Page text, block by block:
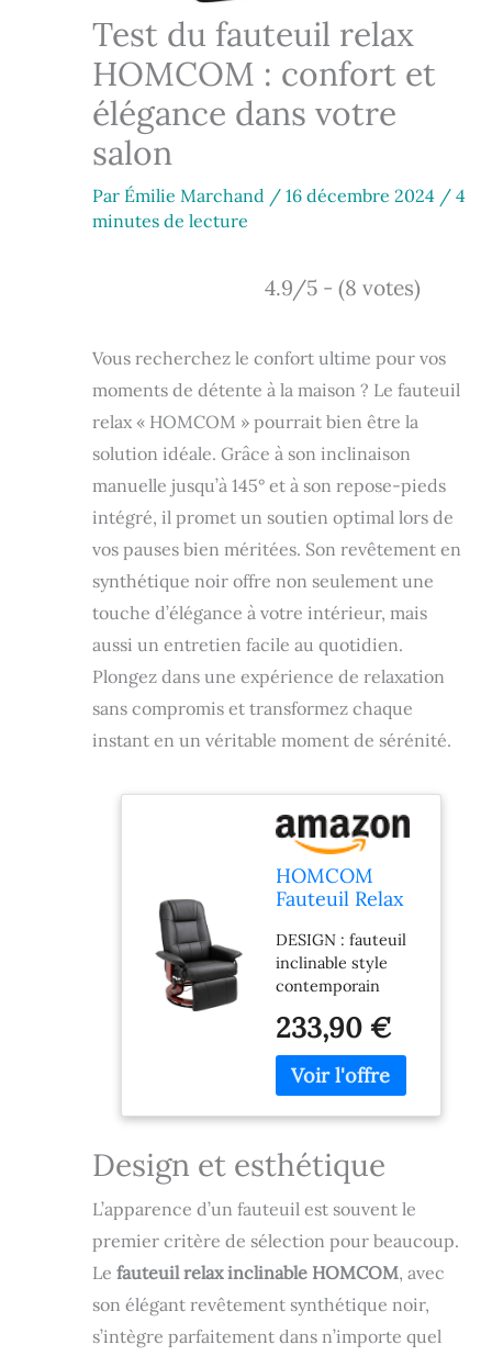
Test du fauteuil relax
HOMCOM : confort et
élégance dans votre
salon
Par Émilie Marchand / 16 décembre 2024 / 4
minutes de lecture
4.9/5 - (8 votes)
Vous recherchez le confort ultime pour vos
moments de détente à la maison ? Le fauteuil
relax « HOMCOM » pourrait bien être la
solution idéale. Grâce à son inclinaison
manuelle jusqu’à 145° et à son repose-pieds
intégré, il promet un soutien optimal lors de
vos pauses bien méritées. Son revêtement en
synthétique noir offre non seulement une
touche d’élégance à votre intérieur, mais
aussi un entretien facile au quotidien.
Plongez dans une expérience de relaxation
sans compromis et transformez chaque
instant en un véritable moment de sérénité.
HOMCOM
Fauteuil Relax
Pivotant
Revêtement
Synthétique
Noir
DESIGN : fauteuil
inclinable style
contemporain
afin d'ajouter une
touche
supplémentaire
déco. à votre
intérieur GRAND
CONFORT :
fauteuil de
accoudoirs, assise,
dossier et appui-
tête grand confort
rembourrage
mousse haute
densité
233,90 €
Design et esthétique
L’apparence d’un fauteuil est souvent le
premier critère de sélection pour beaucoup.
Le fauteuil relax inclinable HOMCOM, avec
son élégant revêtement synthétique noir,
s’intègre parfaitement dans n’importe quel